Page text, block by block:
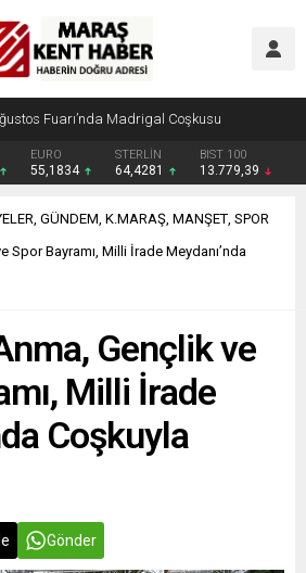
Fuarı’nda Madrigal Coşkusu
EURO
55,1834
STERLİN
64,4281
BIST 100
13.779,39
, GÜNDEM, K.MARAŞ, MANŞET, SPOR
Spor Bayramı, Milli İrade Meydanı’nda
Gençlik ve
Milli İrade
Coşkuyla
Gönder